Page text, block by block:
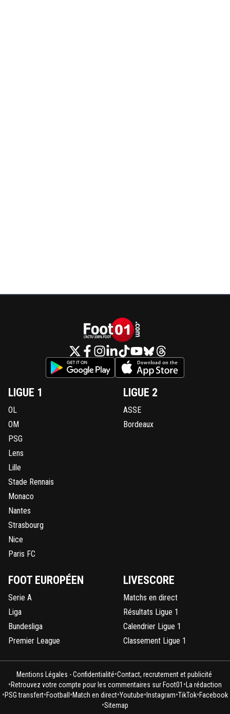
LIGUE 1
OL
OM
PSG
Lens
Lille
Stade Rennais
Monaco
Nantes
Strasbourg
Nice
Paris FC
LIGUE 2
ASSE
Bordeaux
FOOT EUROPÉEN
Serie A
Liga
Bundesliga
Premier League
LIVESCORE
Matchs en direct
Résultats Ligue 1
Calendrier Ligue 1
Classement Ligue 1
Mentions Légales - Confidentialité•Contact, recrutement et publicité
•Retrouvez votre compte pour les commentaires sur Foot01 • La rédaction
•PSG transfert•Football •Match en direct•Youtube• Instagram•TikTok•Facebook
•Sitemap